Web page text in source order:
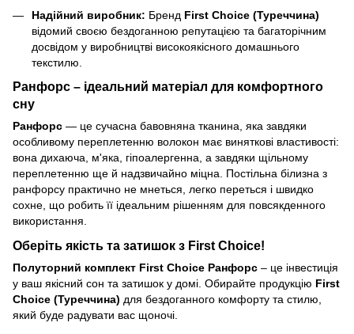
Надійний виробник: Бренд First Choice (Туреччина)
відомий своєю бездоганною репутацією та багаторічним
досвідом у виробництві високоякісного домашнього
текстилю.
Ранфорс – ідеальний матеріал для комфортного
сну
Ранфорс — це сучасна бавовняна тканина, яка завдяки
особливому переплетенню волокон має виняткові властивості:
вона дихаюча, м'яка, гіпоалергенна, а завдяки щільному
переплетенню ще й надзвичайно міцна. Постільна білизна з
ранфорсу практично не мнеться, легко переться і швидко
сохне, що робить її ідеальним рішенням для повсякденного
використання.
Оберіть якість та затишок з First Choice!
Полуторний комплект First Choice Ранфорс – це інвестиція
у ваш якісний сон та затишок у домі. Обирайте продукцію First
Choice (Туреччина) для бездоганного комфорту та стилю,
який буде радувати вас щоночі.